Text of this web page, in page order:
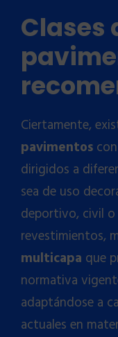
Clases
Ciertamente,
pavimentos
dirigidos a
sea de uso
deportivo, civil
revestimientos,
multicapa que
normativa
adaptándose a
actuales en